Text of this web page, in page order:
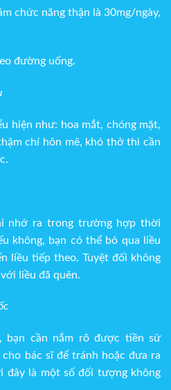
chức năng thận là 30mg/ngày,
đường uống.
hiện như: hoa mắt, chóng mặt,
chí hôn mê, khó thở thì cần
nhớ ra trong trường hợp thời
không, bạn có thể bỏ qua liều
liều tiếp theo. Tuyệt đối không
liều đã quên.
bạn cần nắm rõ được tiền sử
bác sĩ để tránh hoặc đưa ra
đây là một số đối tượng không